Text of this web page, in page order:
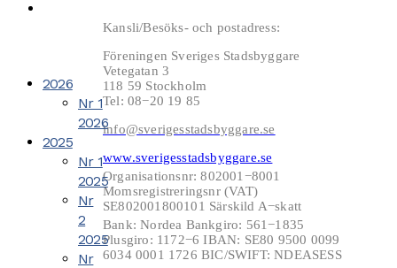
2026
Nr 1
2026
2025
Nr 1
2025
Nr
2
2025
Nr
Kansli/Besöks- och postadress:
Föreningen Sveriges Stadsbyggare
Vetegatan 3
118 59 Stockholm
Tel: 08−20 19 85
info@sverigesstadsbyggare.se
www.sverigesstadsbyggare.se
Organisationsnr: 802001−8001
Momsregistreringsnr (VAT)
SE802001800101 Särskild A−skatt
Bank: Nordea Bankgiro: 561−1835
Plusgiro: 1172−6 IBAN: SE80 9500 0099
6034 0001 1726 BIC/SWIFT: NDEASESS